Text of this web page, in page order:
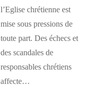
l’Eglise chrétienne est
mise sous pressions de
toute part. Des échecs et
des scandales de
responsables chrétiens
affecte…